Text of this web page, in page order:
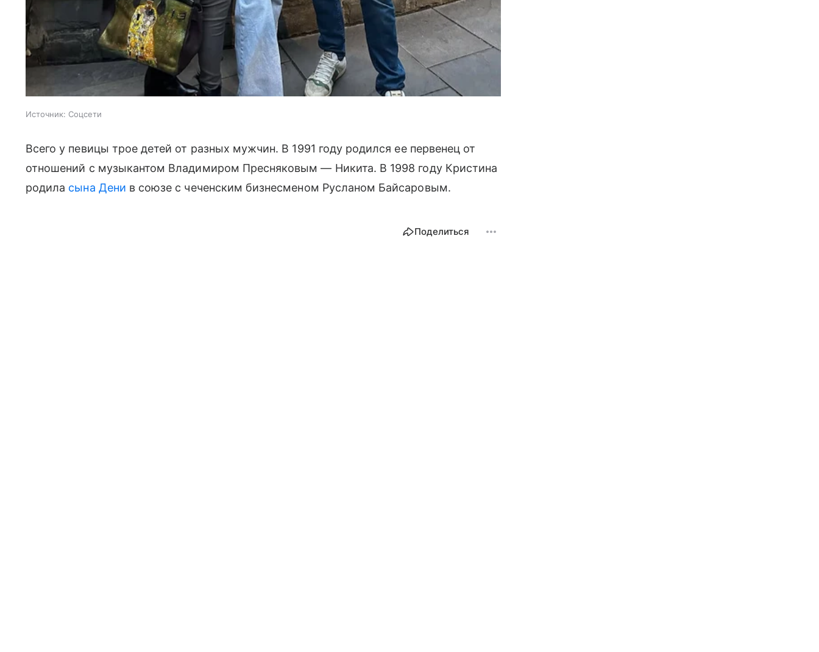
Источник: Соцсети
Всего у певицы трое детей от разных мужчин. В 1991 году родился ее первенец от
отношений с музыкантом Владимиром Пресняковым — Никита. В 1998 году Кристина
родила сына Дени в союзе с чеченским бизнесменом Русланом Байсаровым.
Поделиться